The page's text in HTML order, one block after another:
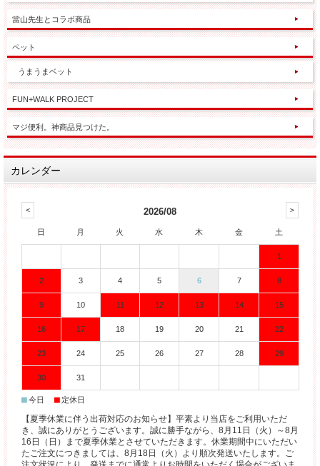
當山先生とコラボ商品
ペット
うまうまベット
FUN+WALK PROJECT
マジ便利。神商品見つけた。
カレンダー
2026/08
日 月 火 水 木 金 土
1
2 3 4 5 6 7 8
9 10 11 12 13 14 15
16 17 18 19 20 21 22
23 24 25 26 27 28 29
30 31
■今日 ■ 定休日
【夏季休業に伴う出荷対応のお知らせ】平素より当店をご利用いただ
き、誠にありがとうございます。誠に勝手ながら、8月11日（火）～8月
16日（日）まで夏季休業とさせていただきます。休業期間中にいただい
たご注文につきましては、8月18日（火）より順次発送いたします。ご